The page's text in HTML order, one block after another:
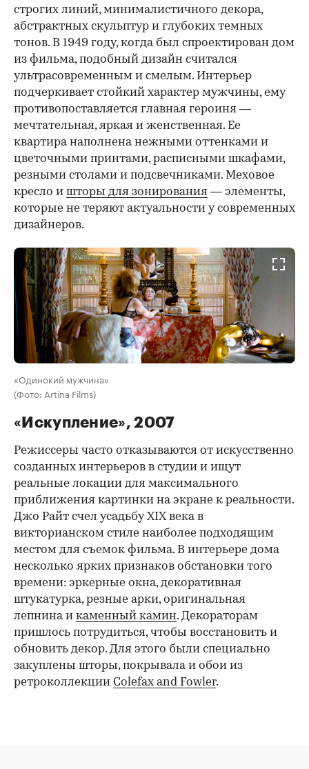
строгих линий, минималистичного декора,
абстрактных скульптур и глубоких темных
тонов. В 1949 году, когда был спроектирован дом
из фильма, подобный дизайн считался
ультрасовременным и смелым. Интерьер
подчеркивает стойкий характер мужчины, ему
противопоставляется главная героиня —
мечтательная, яркая и женственная. Ее
квартира наполнена нежными оттенками и
цветочными принтами, расписными шкафами,
резными столами и подсвечниками. Меховое
кресло и шторы для зонирования — элементы,
которые не теряют актуальности у современных
дизайнеров.
«Одинокий мужчина»
(Фото: Artina Films)
«Искупление», 2007
Режиссеры часто отказываются от искусственно
созданных интерьеров в студии и ищут
реальные локации для максимального
приближения картинки на экране к реальности.
Джо Райт счел усадьбу XIX века в
викторианском стиле наиболее подходящим
местом для съемок фильма. В интерьере дома
несколько ярких признаков обстановки того
времени: эркерные окна, декоративная
штукатурка, резные арки, оригинальная
лепнина и каменный камин. Декораторам
пришлось потрудиться, чтобы восстановить и
обновить декор. Для этого были специально
закуплены шторы, покрывала и обои из
ретроколлекции Colefax and Fowler.